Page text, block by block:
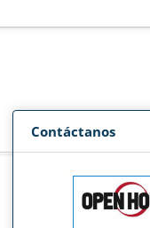
Contáctanos